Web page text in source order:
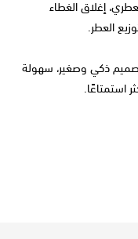
إغلاق الغطاء
العطر.
تصميم ذكي وصغير، سهولة
استمتاعًا.